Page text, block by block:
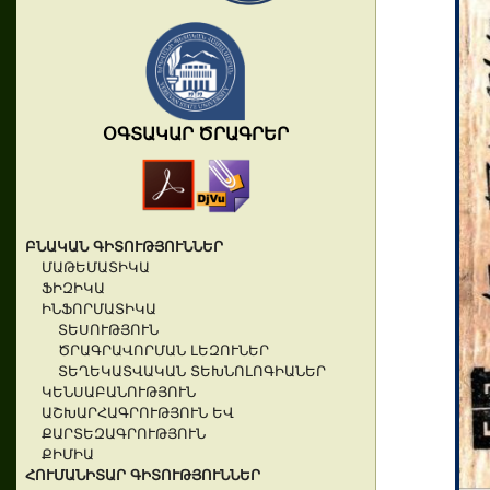
ՕԳՏԱԿԱՐ ԾՐԱԳՐԵՐ
ԲՆԱԿԱՆ ԳԻՏՈՒԹՅՈՒՆՆԵՐ
ՄԱԹԵՄԱՏԻԿԱ
ՖԻԶԻԿԱ
ԻՆՖՈՐՄԱՏԻԿԱ
ՏԵՍՈՒԹՅՈՒՆ
ԾՐԱԳՐԱՎՈՐՄԱՆ ԼԵԶՈՒՆԵՐ
ՏԵՂԵԿԱՏՎԱԿԱՆ ՏԵԽՆՈԼՈԳԻԱՆԵՐ
ԿԵՆՍԱԲԱՆՈՒԹՅՈՒՆ
ԱՇԽԱՐՀԱԳՐՈՒԹՅՈՒՆ ԵՎ
ՔԱՐՏԵԶԱԳՐՈՒԹՅՈՒՆ
ՔԻՄԻԱ
ՀՈՒՄԱՆԻՏԱՐ ԳԻՏՈՒԹՅՈՒՆՆԵՐ